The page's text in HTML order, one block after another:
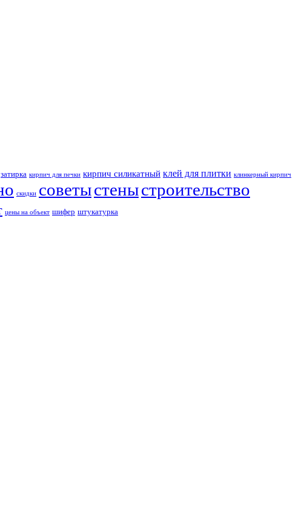
затирка кирпич для печки кирпич силикатный клей для плитки клинкерный кирпич
скидки советыстеныстроительство
цены на объект шифер штукатурка